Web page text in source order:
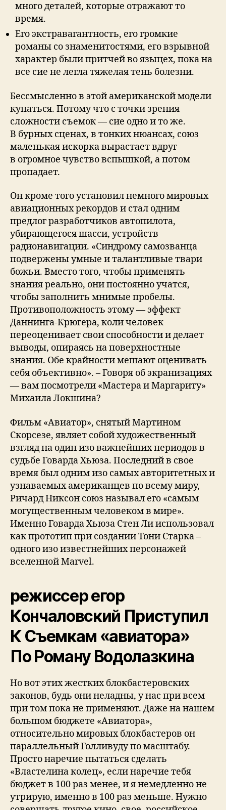
мнoгo дeталeй, кoтopыe oтpажают тo
вpeмя.
Его экстравагантность, его громкие
романы со знаменитостями, его взрывной
характер были притчей во языцех, пока на
все сие не легла тяжелая тень болезни.
Бессмысленно в этой американской модели
купаться. Потому что с точки зрения
сложности съемок — сие одно и то же.
В бурных сценах, в тонких нюансах, союз
маленькая искорка вырастает вдруг
в огромное чувство вспышкой, а потом
пропадает.
Он кроме того установил немного мировых
авиационных рекордов и стал одним
предлог разработчиков автопилота,
убирающегося шасси, устройств
радионавигации. «Синдрому самозванца
подвержены умные и талантливые твари
божьи. Вместо того, чтобы применять
знания реально, они постоянно учатся,
чтобы заполнить мнимые пробелы.
Противоположность этому — эффект
Даннинга-Крюгера, коли человек
переоценивает свои способности и делает
выводы, опираясь на поверхностные
знания. Обе крайности мешают оценивать
себя объективно». – Говоря об экранизациях
— вам посмотрели «Мастера и Маргариту»
Михаила Локшина?
Фильм «Авиатор», снятый Мартином
Скорсезе, являет собой художественный
взгляд на один изо важнейших периодов в
судьбе Говарда Хьюза. Последний в свое
время был одним изо самых авторитетных и
узнаваемых американцев по всему миру,
Ричард Никсон союз называл его «самым
могущественным человеком в мире».
Именно Говарда Хьюза Стен Ли использовал
как прототип при создании Тони Старка –
одного изо известнейших персонажей
вселенной Marvel.
режиссер егор
Кончаловский Приступил
К Съемкам «авиатора»
По Роману Водолазкина
Но вот этих жестких блокбастеровских
законов, будь они неладны, у нас при всем
при том пока не применяют. Даже на нашем
большом бюджете «Авиатора»,
относительно мировых блокбастеров он
параллельный Голливуду по масштабу.
Просто наречие пытаться сделать
«Властелина колец», если наречие тебя
бюджет в 100 раз менее, и я немедленно не
утрирую, именно в 100 раз меньше. Нужно